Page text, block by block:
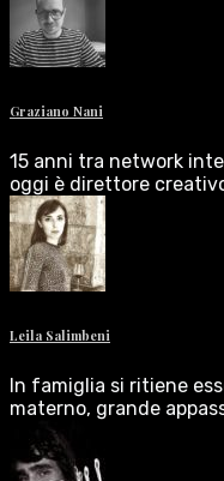
Graziano Nani
15 anni tra network
oggi è direttore
Leila Salimbeni
In famiglia si ritiene
materno, grande